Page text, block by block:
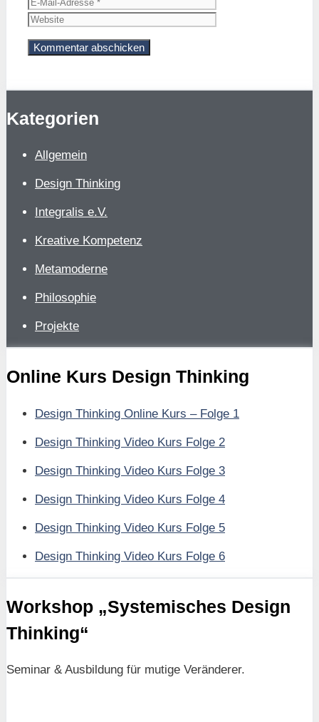
Kategorien
Allgemein
Design Thinking
Integralis e.V.
Kreative Kompetenz
Metamoderne
Philosophie
Projekte
Online Kurs Design Thinking
Design Thinking Online Kurs – Folge 1
Design Thinking Video Kurs Folge 2
Design Thinking Video Kurs Folge 3
Design Thinking Video Kurs Folge 4
Design Thinking Video Kurs Folge 5
Design Thinking Video Kurs Folge 6
Workshop „Systemisches Design
Thinking“
Seminar & Ausbildung für mutige Veränderer.